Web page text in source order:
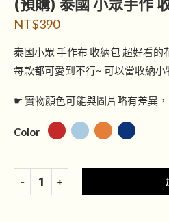
(預購) 泰國 小眾手作
NT$390
泰國小眾 手作布 收納包 超好看的
每款都可愛到不行~ 可以當收納
☛ 實物顏色可能與圖片略有差異
Color